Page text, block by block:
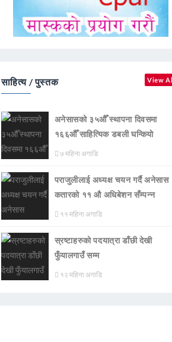
साहित्य / पुस्तक View All
अनेसासको ३५औँ स्थापना दिवसमा
१६६औँ साहित्यिक डबली घन्कियाे
७ महिना अगाडि
पराजुलीलाई अध्यक्ष चयन गर्दै अनेसास
कतारको ११ औ अधिबेशन सँम्पन्न
११ महिना अगाडि
स्रष्टाहरुको पदयात्रा डाँछी देखी
फुँयालगाउँ सम्म
१२ महिना अगाडि